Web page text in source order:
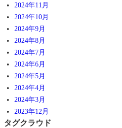
2024年11月
2024年10月
2024年9月
2024年8月
2024年7月
2024年6月
2024年5月
2024年4月
2024年3月
2023年12月
タグクラウド